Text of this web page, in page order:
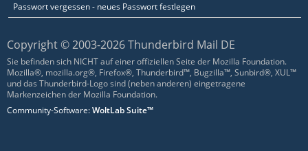
Passwort vergessen - neues Passwort festlegen
Copyright © 2003-2026 Thunderbird Mail DE
Sie befinden sich NICHT auf einer offiziellen Seite der Mozilla Foundation.
Mozilla®, mozilla.org®, Firefox®, Thunderbird™, Bugzilla™, Sunbird®, XUL™
und das Thunderbird-Logo sind (neben anderen) eingetragene
Markenzeichen der Mozilla Foundation.
Community-Software:WoltLab Suite™